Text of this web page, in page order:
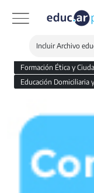
Incluir Archivo
Formación Ética y
Educación Domiciliaria